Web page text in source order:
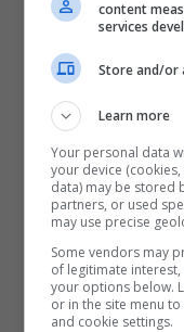
content
services
Store and/or
Learn more
Your personal data
your device
data) may be stored
partners, or used
may use precise
Some vendors may
of legitimate
your options below.
or in the site menu
and cookie settings.